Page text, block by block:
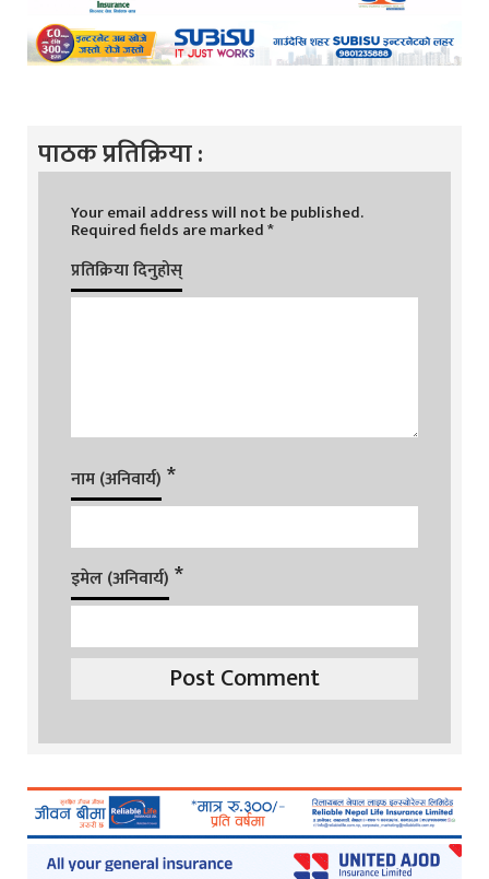
पाठक प्रतिक्रिया :
Your email address will not be published.
Required fields are marked*
प्रतिक्रिया दिनुहोस्
नाम (अनिवार्य) *
इमेल (अनिवार्य) *